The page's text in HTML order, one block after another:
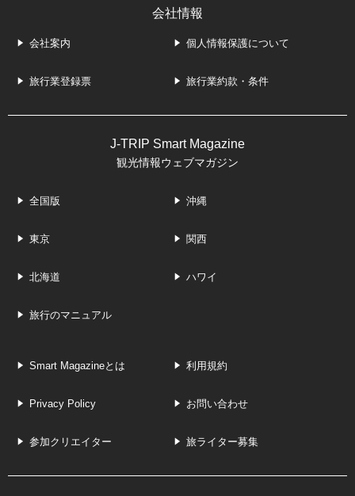
会社情報
会社案内 個人情報保護について
旅行業登録票 旅行業約款・条件
J-TRIP Smart Magazine
観光情報ウェブマガジン
全国版 沖縄
東京 関西
北海道 ハワイ
旅行のマニュアル
Smart Magazineとは 利用規約
Privacy Policy お問い合わせ
参加クリエイター 旅ライター募集